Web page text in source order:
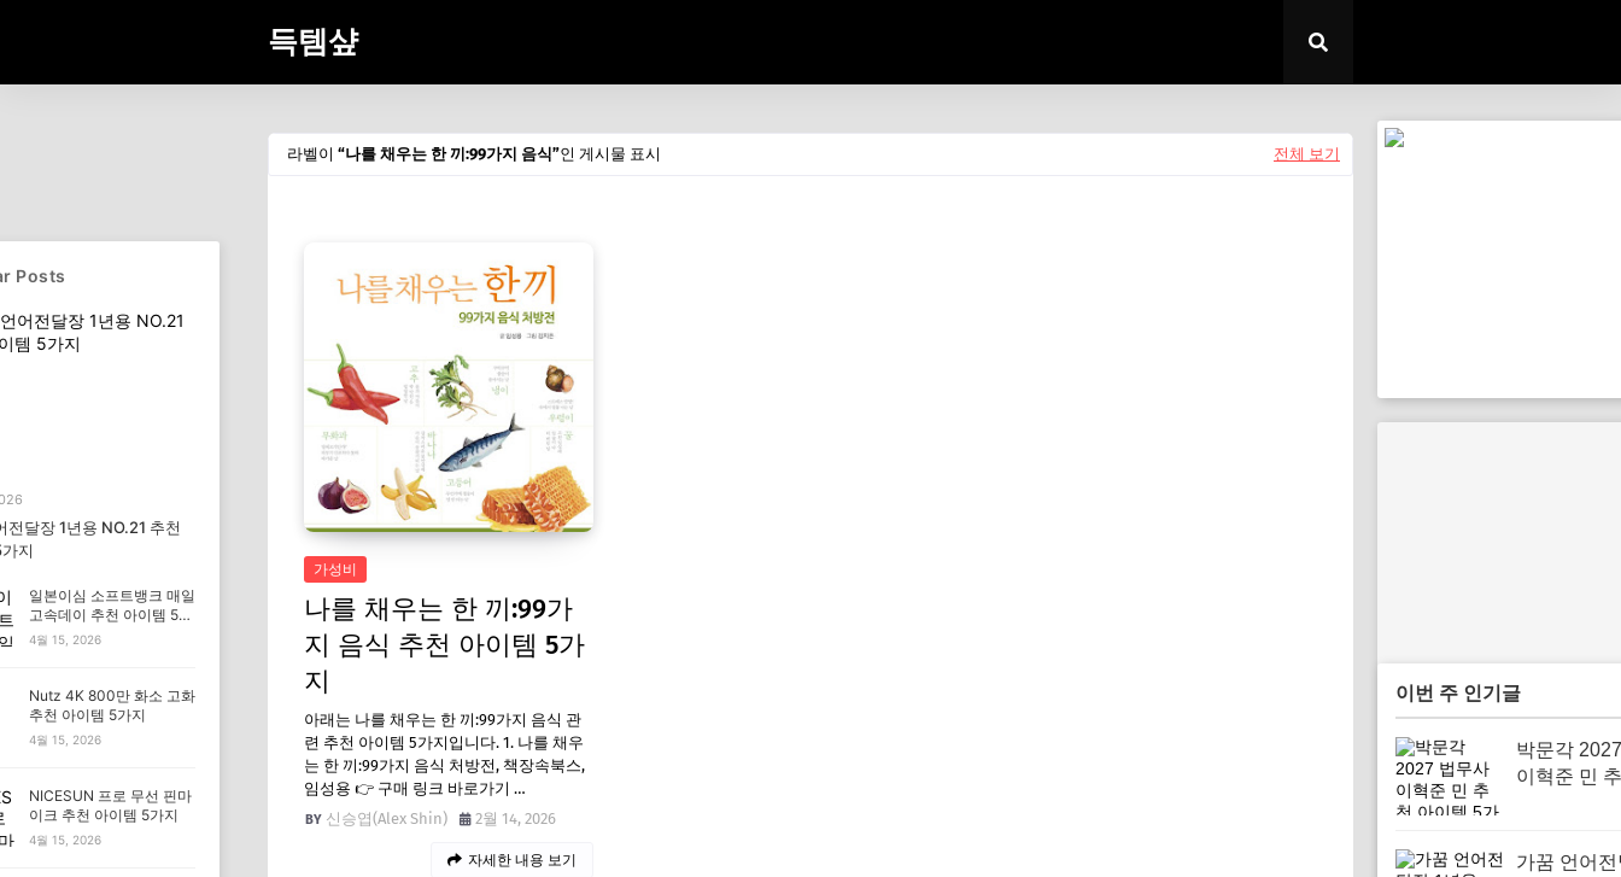
득템샾
라벨이 나를 채우는 한 끼:99가지 음식 인 게시물 표시 전체 보기
가성비
나를 채우는 한 끼:99가
지 음식 추천 아이템 5가
지
아래는 나를 채우는 한 끼:99가지 음식 관
련 추천 아이템 5가지입니다. 1. 나를 채우
는 한 끼:99가지 음식 처방전, 책장속북스,
임성용 👉 구매 링크 바로가기 …
신승엽(Alex Shin)
2월 14, 2026
자세한 내용 보기
이번 주 인기글
박문각
이혁준 민
가꿈 언어
Posts
전달장 1년용 NO.21 추천
지
일본이심 소프트뱅크 매일
고속데이 추천 아이템 5가
지
4월 15, 2026
Nutz 4K 800만 화소 고화
추천 아이템 5가지
4월 15, 2026
NICESUN 프로 무선 핀마
이크 추천 아이템 5가지
4월 15, 2026